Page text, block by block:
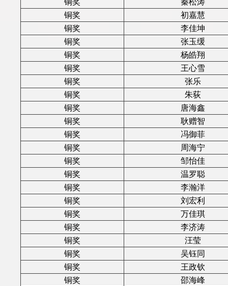
铜奖
初嘉慧
铜奖
李佳坤
铜奖
张玉缓
铜奖
杨皓翔
铜奖
王心雪
铜奖
张乐
铜奖
朱荻
铜奖
唐海鑫
铜奖
耿赠智
铜奖
冯御菲
铜奖
周海宁
铜奖
邹怡佳
铜奖
温罗聪
铜奖
李瀚洋
铜奖
刘宏利
铜奖
万佳琪
铜奖
李济涛
铜奖
汪莹
铜奖
吴钰同
铜奖
王政钦
铜奖
邵海峰